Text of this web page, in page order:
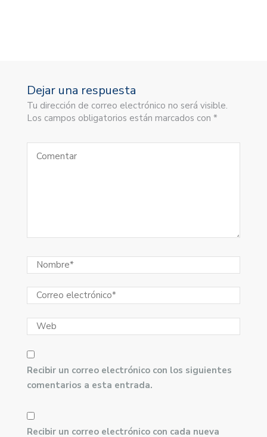
Dejar una respuesta
Tu dirección de correo electrónico no será visible.
Los campos obligatorios están marcados con *
Recibir un correo electrónico con los siguientes
comentarios a esta entrada.
Recibir un correo electrónico con cada nueva